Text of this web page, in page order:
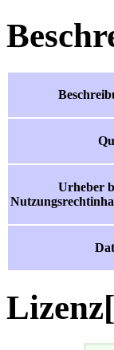
Urheber
Lizenz[